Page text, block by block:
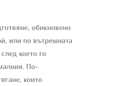
обикновено
или по вътрешната
което го
По-
които